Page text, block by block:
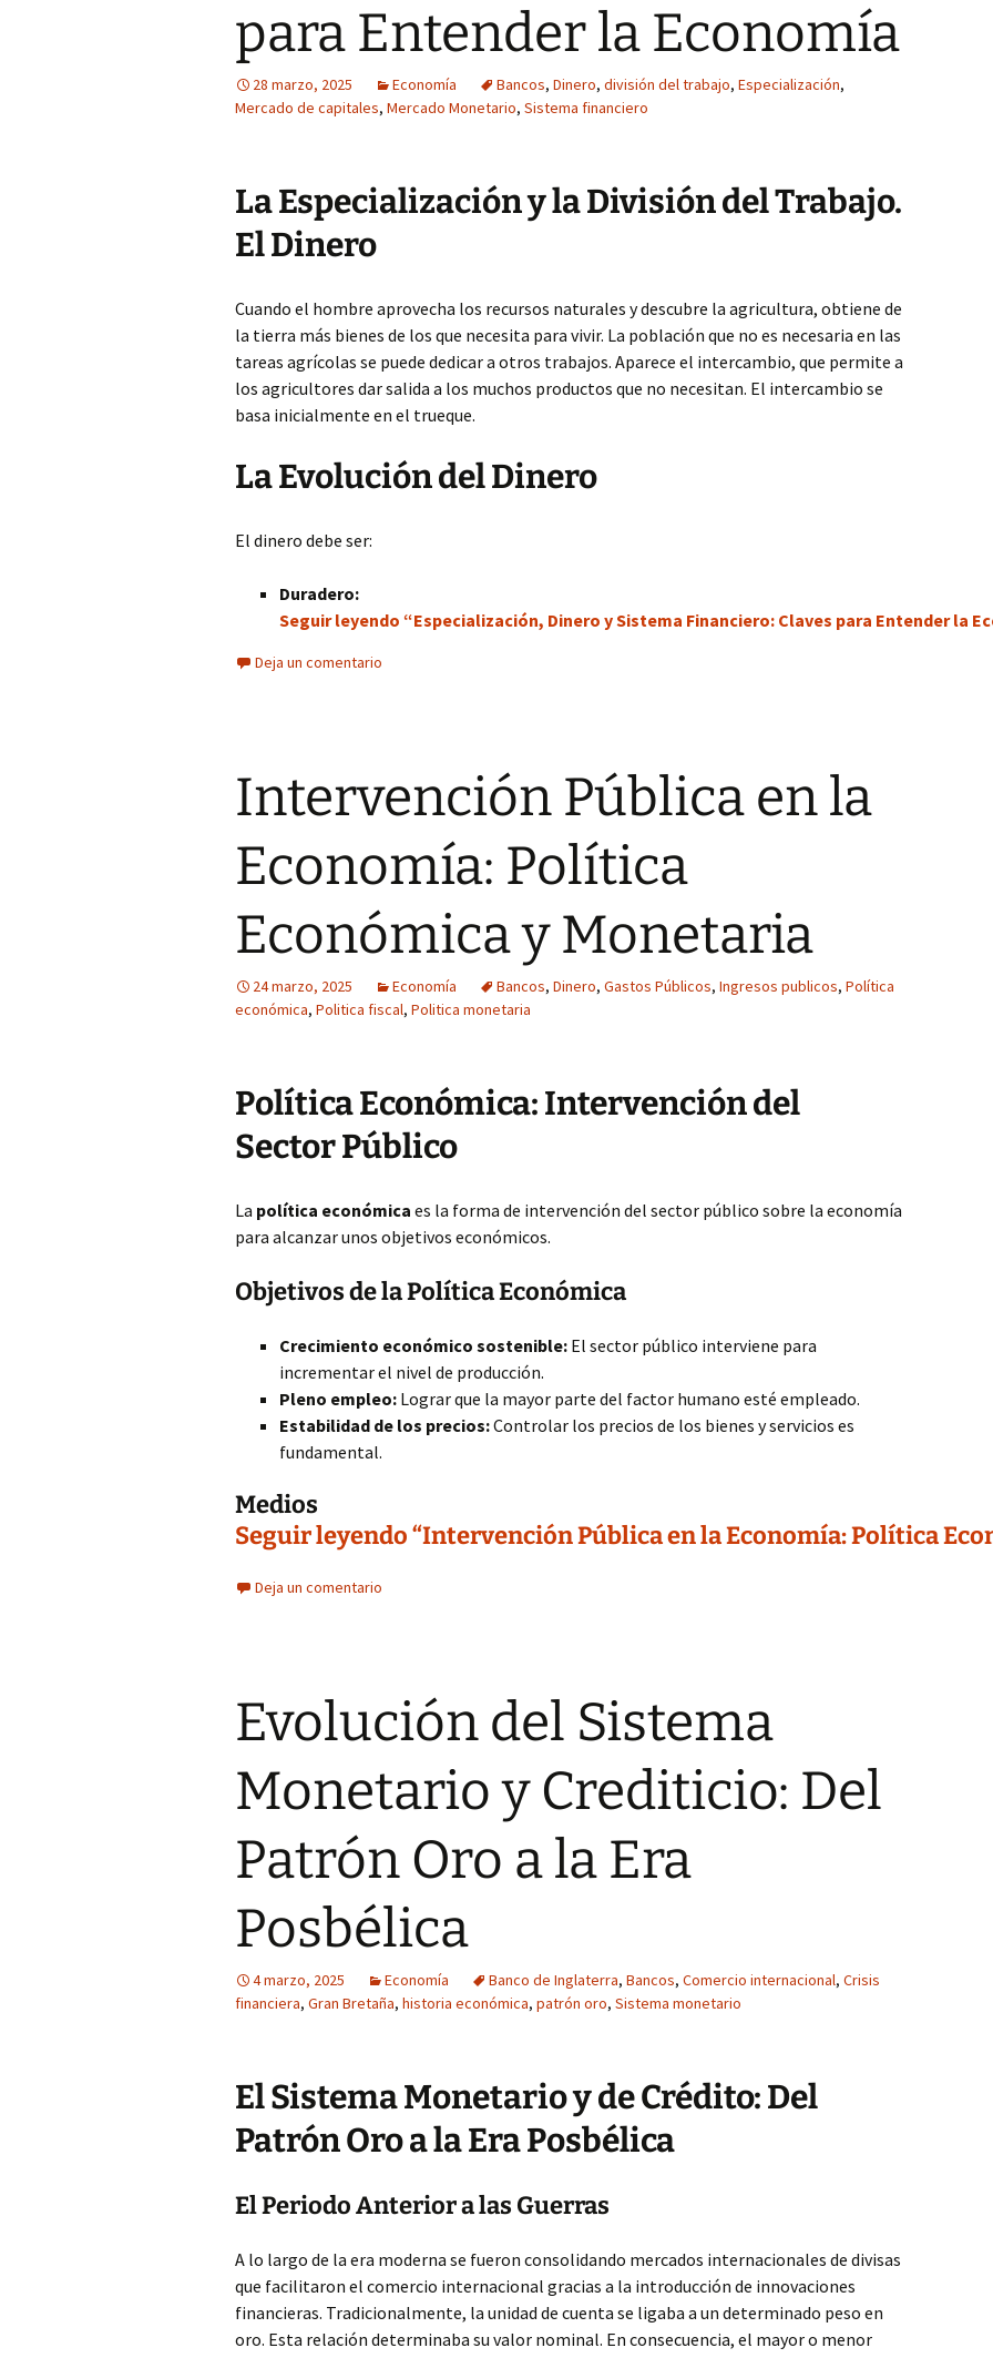
para Entender la Economía
28 marzo, 2025 Economía Bancos, Dinero, división del trabajo, Especialización,
Mercado de capitales, Mercado Monetario, Sistema financiero
La Especialización y la División del Trabajo.
El Dinero
Cuando el hombre aprovecha los recursos naturales y descubre la agricultura, obtiene de
la tierra más bienes de los que necesita para vivir. La población que no es necesaria en las
tareas agrícolas se puede dedicar a otros trabajos. Aparece el intercambio, que permite a
los agricultores dar salida a los muchos productos que no necesitan. El intercambio se
basa inicialmente en el trueque.
La Evolución del Dinero
El dinero debe ser:
Duradero:
Seguir leyendo “Especialización, Dinero y Sistema Financiero: Claves para Entender la
Deja un comentario
Intervención Pública en la
Economía: Política
Económica y Monetaria
24 marzo, 2025 Economía Bancos, Dinero, Gastos Públicos, Ingresos publicos, Política
económica, Politica fiscal, Politica monetaria
Política Económica: Intervención del
Sector Público
La política económica es la forma de intervención del sector público sobre la economía
para alcanzar unos objetivos económicos.
Objetivos de la Política Económica
Crecimiento económico sostenible: El sector público interviene para
incrementar el nivel de producción.
Pleno empleo: Lograr que la mayor parte del factor humano esté empleado.
Estabilidad de los precios:Controlar los precios de los bienes y servicios es
fundamental.
Medios
Seguir leyendo “Intervención Pública en la Economía: Política
Deja un comentario
Evolución del Sistema
Monetario y Crediticio: Del
Patrón Oro a la Era
Posbélica
4 marzo, 2025 Economía Banco de Inglaterra, Bancos, Comercio internacional, Crisis
financiera, Gran Bretaña, historia económica, patrón oro, Sistema monetario
El Sistema Monetario y de Crédito: Del
Patrón Oro a la Era Posbélica
El Periodo Anterior a las Guerras
A lo largo de la era moderna se fueron consolidando mercados internacionales de divisas
que facilitaron el comercio internacional gracias a la introducción de innovaciones
financieras. Tradicionalmente, la unidad de cuenta se ligaba a un determinado peso en
oro. Esta relación determinaba su valor nominal. En consecuencia, el mayor o menor